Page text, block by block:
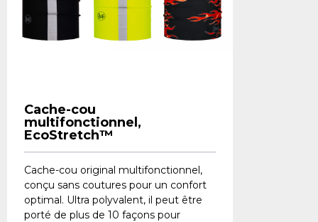
Cache-cou
multifonctionnel,
EcoStretch™
Cache-cou original multifonctionnel,
conçu sans coutures pour un confort
optimal. Ultra polyvalent, il peut être
porté de plus de 10 façons pour